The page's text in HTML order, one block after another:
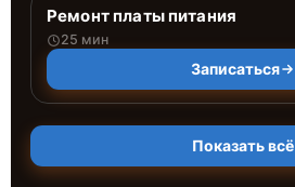
Ремонт платы питания
25 мин
Записаться
Показать всё